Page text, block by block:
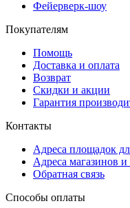
Фейерверк-шоу
Покупателям
Помощь
Доставка и оплата
Возврат
Скидки и акции
Гарантия
Контакты
Адреса площадок
Адреса магазинов
Обратная связь
Способы оплаты